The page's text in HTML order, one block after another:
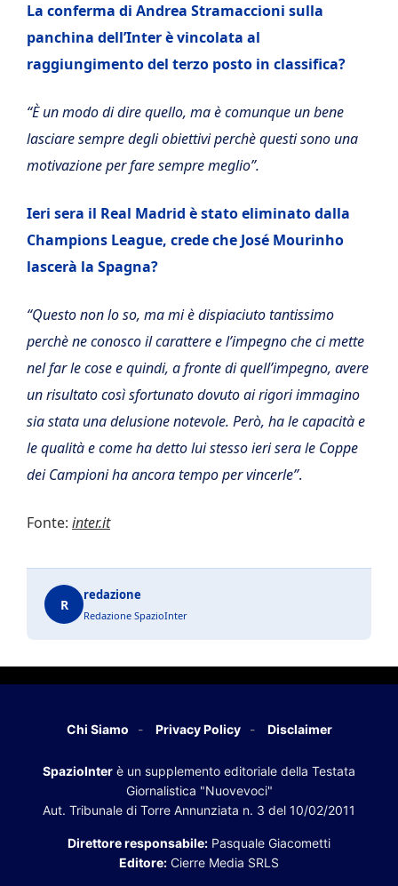
La conferma di Andrea Stramaccioni sulla
panchina dell’Inter è vincolata al
raggiungimento del terzo posto in classifica?
“È un modo di dire quello, ma è comunque un bene
lasciare sempre degli obiettivi perchè questi sono una
motivazione per fare sempre meglio”.
Ieri sera il Real Madrid è stato eliminato dalla
Champions League, crede che José Mourinho
lascerà la Spagna?
“Questo non lo so, ma mi è dispiaciuto tantissimo
perchè ne conosco il carattere e l’impegno che ci mette
nel far le cose e quindi, a fronte di quell’impegno, avere
un risultato così sfortunato dovuto ai rigori immagino
sia stata una delusione notevole. Però, ha le capacità e
le qualità e come ha detto lui stesso ieri sera le Coppe
dei Campioni ha ancora tempo per vincerle”.
Fonte: inter.it
R
redazione
Redazione SpazioInter
Chi Siamo Privacy Policy Disclaimer
SpazioInter è un supplemento editoriale della Testata
Giornalistica "Nuovevoci"
Aut. Tribunale di Torre Annunziata n. 3 del 10/02/2011
Direttore responsabile: Pasquale Giacometti
Editore: Cierre Media SRLS